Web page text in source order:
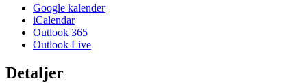
Google kalender
iCalendar
Outlook 365
Outlook Live
Detaljer